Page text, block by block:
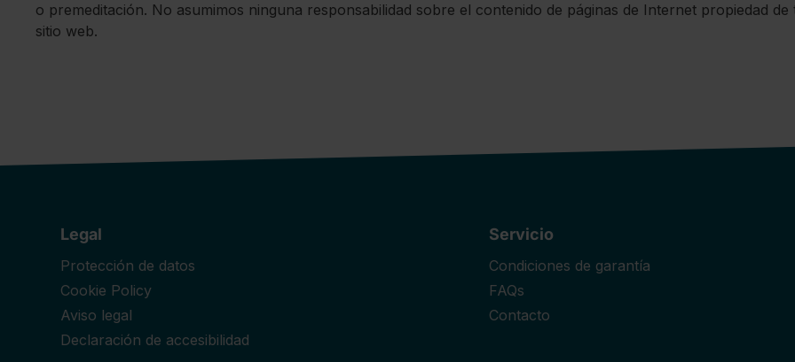
o premeditación. No asumimos ninguna responsabilidad sobre el contenido de páginas de Internet propiedad
sitio web.
Legal
Protección de datos
Cookie Policy
Aviso legal
Declaración de accesibilidad
Servicio
Condiciones de garantía
FAQs
Contacto